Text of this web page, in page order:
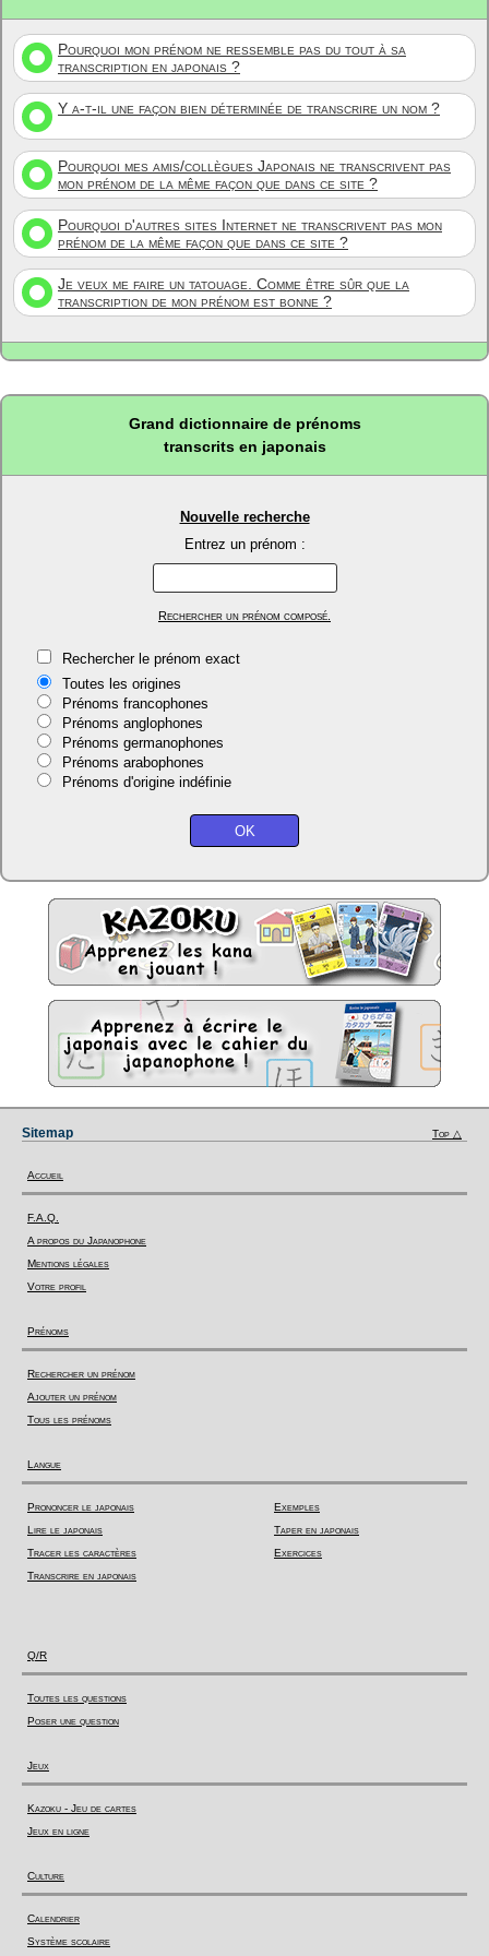
Pourquoi mon prénom ne ressemble pas du tout à sa
transcription en japonais ?
Y a-t-il une façon bien déterminée de transcrire un nom ?
Pourquoi mes amis/collègues Japonais ne transcrivent pas
mon prénom de la même façon que dans ce site ?
Pourquoi d'autres sites Internet ne transcrivent pas mon
prénom de la même façon que dans ce site ?
Je veux me faire un tatouage. Comme être sûr que la
transcription de mon prénom est bonne ?
Grand dictionnaire de prénoms
transcrits en japonais
Nouvelle recherche
Entrez un prénom :
Rechercher un prénom composé.
Rechercher le prénom exact
Toutes les origines
Prénoms francophones
Prénoms anglophones
Prénoms germanophones
Prénoms arabophones
Prénoms d'origine indéfinie
Sitemap Top △
Accueil
F.A.Q.
A propos du Japanophone
Mentions légales
Votre profil
Prénoms
Rechercher un prénom
Ajouter un prénom
Tous les prénoms
Langue
Prononcer le japonais
Lire le japonais
Tracer les caractères
Transcrire en japonais
Exemples
Taper en japonais
Exercices
Q/R
Toutes les questions
Poser une question
Jeux
Kazoku - Jeu de cartes
Jeux en ligne
Culture
Calendrier
Système scolaire